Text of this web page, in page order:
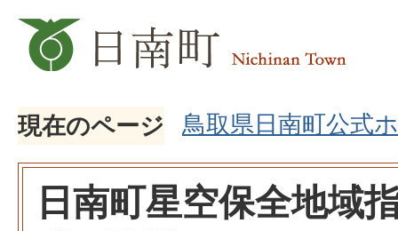
現在のページ 鳥取県日南町公式
日南町星空保全地域